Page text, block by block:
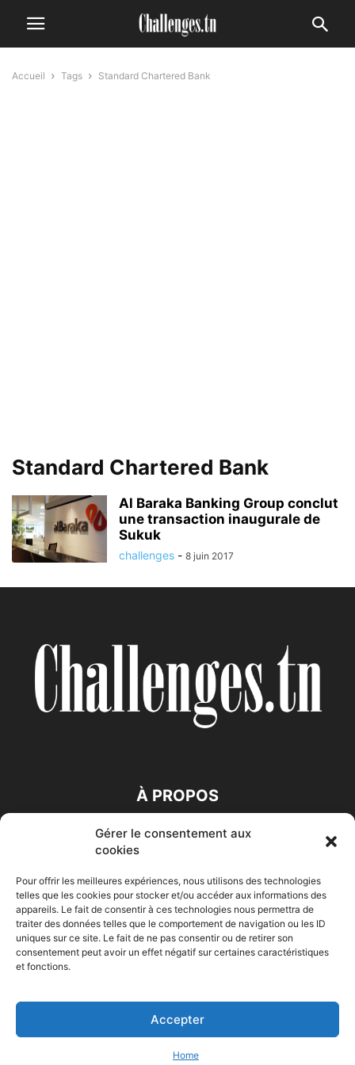
Gérer le consentement aux
cookies
Pour offrir les meilleures expériences, nous utilisons des technologies
telles que les cookies pour stocker et/ou accéder aux informations des
appareils. Le fait de consentir à ces technologies nous permettra de
traiter des données telles que le comportement de navigation ou les ID
uniques sur ce site. Le fait de ne pas consentir ou de retirer son
consentement peut avoir un effet négatif sur certaines caractéristiques
et fonctions.
Accepter
Home
Accueil Tags Standard Chartered Bank
Standard Chartered Bank
Al Baraka Banking Group conclut
une transaction inaugurale de
Sukuk
challenges - 8 juin 2017
À PROPOS
SUIVEZ NOUS
Accueil Economie Entreprises Entrepreneur Afrique
HIGH-TECH Auto-Moto
© Challenges.tn By AAKOM.DIGITAL